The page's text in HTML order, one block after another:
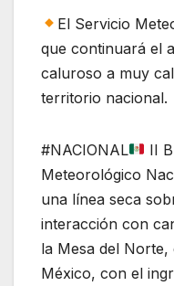
El Servicio
que continuará el
caluroso a muy
territorio nacional.
#NACIONAL II
Meteorológico
una línea seca
interacción con
la Mesa del
México, con el